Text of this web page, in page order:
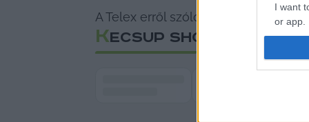
I want
or app.
I want
A Telex erről szóló részletes cikke
KECSUP SHORTS